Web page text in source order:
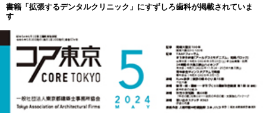
書籍「拡張するデンタルクリニック」にすずしろ歯科が掲載されていま
す